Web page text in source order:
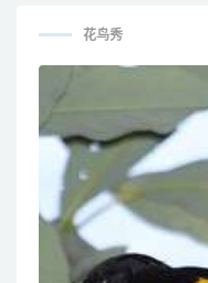
花鸟秀